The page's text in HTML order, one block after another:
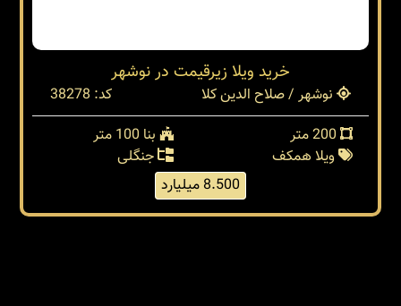
خريد ويلا زيرقيمت در نوشهر
نوشهر / صلاح الدین کلا
کد: 38278
بنا 100 متر
ویلا همکف
جنگلی
8.500 میلیارد